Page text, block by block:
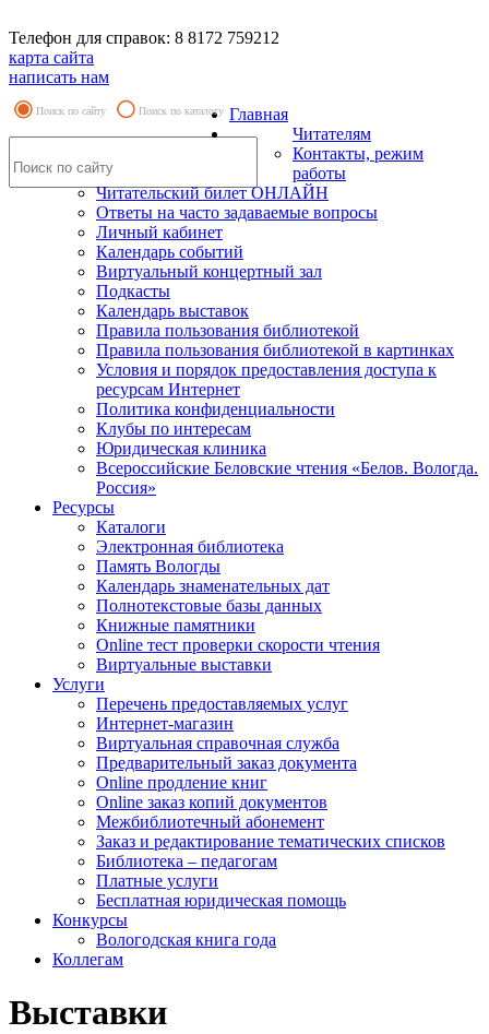
Телефон для справок: 8 8172 759212
карта сайта
написать нам
Поиск по сайту Поиск по каталогу Главная
Читателям
Контакты, режим
работы
Читательский билет ОНЛАЙН
Ответы на часто задаваемые вопросы
Личный кабинет
Календарь событий
Виртуальный концертный зал
Подкасты
Календарь выставок
Правила пользования библиотекой
Правила пользования библиотекой в картинках
Условия и порядок предоставления доступа к
ресурсам Интернет
Политика конфиденциальности
Клубы по интересам
Юридическая клиника
Всероссийские Беловские чтения «Белов. Вологда.
Россия»
Ресурсы
Каталоги
Электронная библиотека
Память Вологды
Календарь знаменательных дат
Полнотекстовые базы данных
Книжные памятники
Online тест проверки скорости чтения
Виртуальные выставки
Услуги
Перечень предоставляемых услуг
Интернет-магазин
Виртуальная справочная служба
Предварительный заказ документа
Online продление книг
Online заказ копий документов
Межбиблиотечный абонемент
Заказ и редактирование тематических списков
Библиотека – педагогам
Платные услуги
Бесплатная юридическая помощь
Конкурсы
Вологодская книга года
Коллегам
Выставки